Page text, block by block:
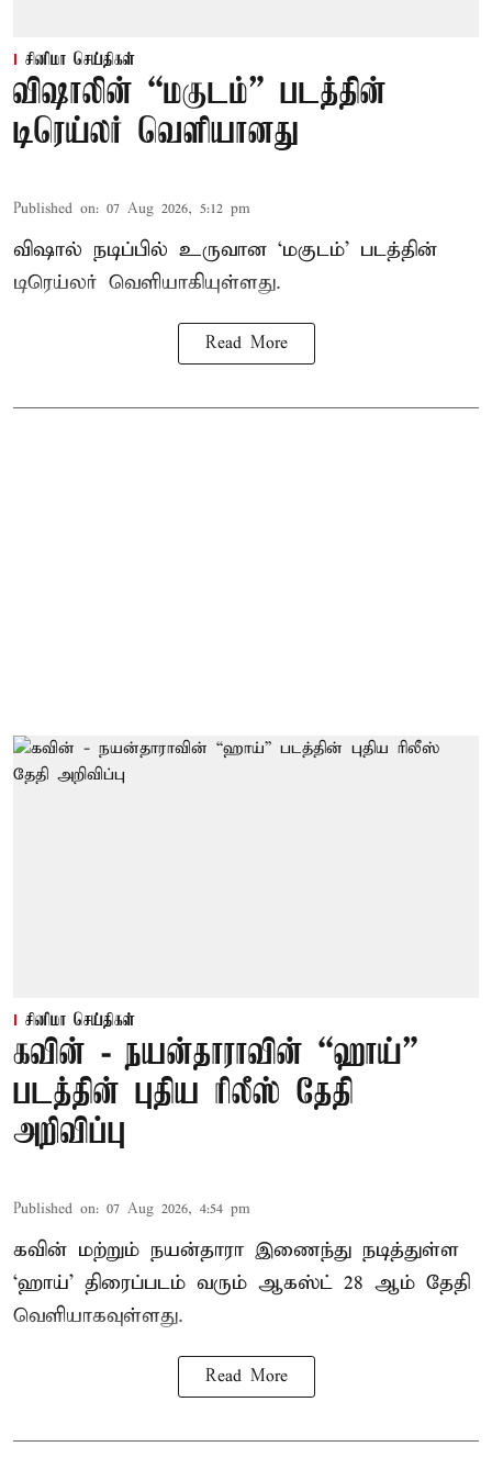
சினிமா செய்திகள்
விஷாலின் “மகுடம்” படத்தின்
டிரெய்லர் வெளியானது
Published on: 07 Aug 2026, 5:12 pm
விஷால் நடிப்பில் உருவான ‘மகுடம்’ படத்தின்
டிரெய்லர் வெளியாகியுள்ளது.
Read More
சினிமா செய்திகள்
கவின் - நயன்தாராவின் “ஹாய்”
படத்தின் புதிய ரிலீஸ் தேதி
அறிவிப்பு
Published on: 07 Aug 2026, 4:54 pm
கவின் மற்றும் நயன்தாரா இணைந்து நடித்துள்ள
‘ஹாய்’ திரைப்படம் வரும் ஆகஸ்ட் 28 ஆம் தேதி
வெளியாகவுள்ளது.
Read More